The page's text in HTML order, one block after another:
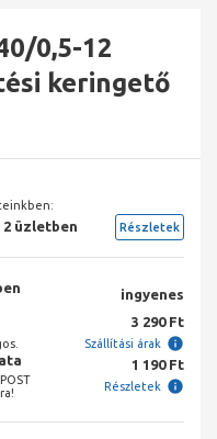
0,5-12
keringető
2 üzletben Részletek
ingyenes
3 290 Ft
Szállítási árak
1 190 Ft
Részletek